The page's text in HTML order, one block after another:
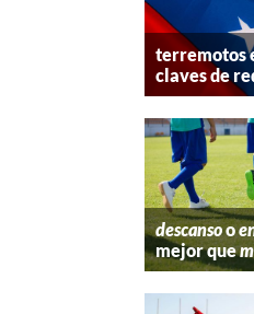
terremotos
claves de
descansoo
mejor que